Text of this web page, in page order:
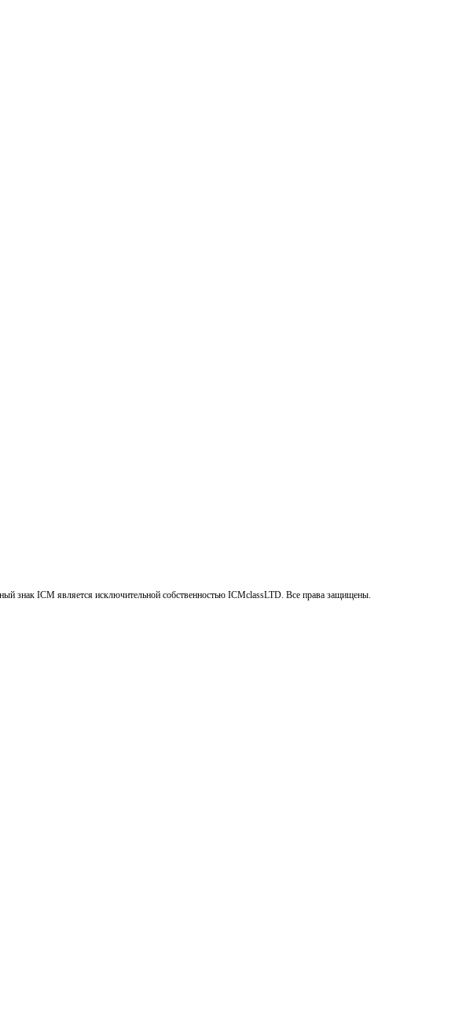
знак ICM является исключительной собственностью ICMclassLTD. Все права защищены.